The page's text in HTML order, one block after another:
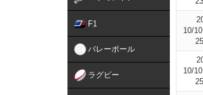
F1
バレーボール
ラグビー
10/10
10/10